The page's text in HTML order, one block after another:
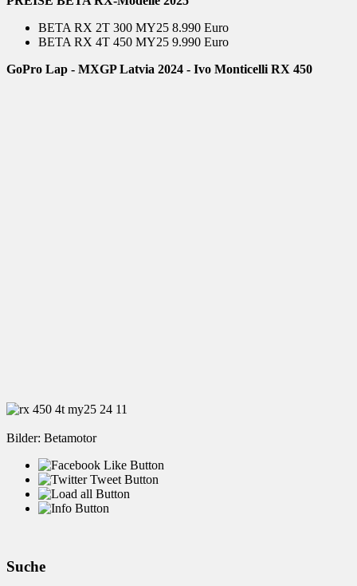
BETA RX 2T 300 MY25 8.990 Euro
BETA RX 4T 450 MY25 9.990 Euro
GoPro Lap - MXGP Latvia 2024 - Ivo Monticelli RX 450
Bilder: Betamotor
Suche